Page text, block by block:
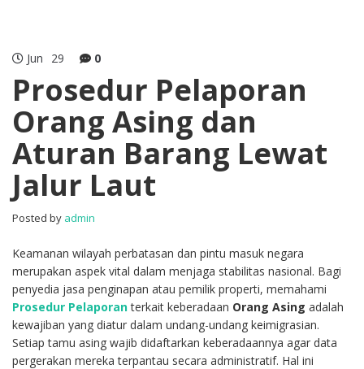
Jun 29 0
Prosedur Pelaporan
Orang Asing dan
Aturan Barang Lewat
Jalur Laut
Posted by admin
Keamanan wilayah perbatasan dan pintu masuk negara
merupakan aspek vital dalam menjaga stabilitas nasional. Bagi
penyedia jasa penginapan atau pemilik properti, memahami
Prosedur Pelaporanterkait keberadaan Orang Asing adalah
kewajiban yang diatur dalam undang-undang keimigrasian.
Setiap tamu asing wajib didaftarkan keberadaannya agar data
pergerakan mereka terpantau secara administratif. Hal ini